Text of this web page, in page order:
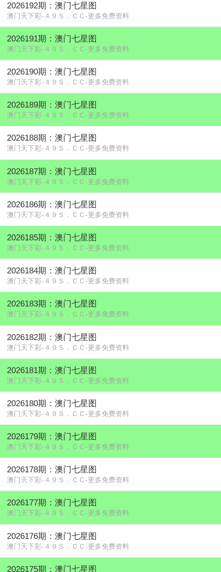
2026192期：澳门七星图
澳门天下彩-４９Ｓ．ＣＣ-更多免费资料
2026191期：澳门七星图
澳门天下彩-４９Ｓ．ＣＣ-更多免费资料
2026190期：澳门七星图
澳门天下彩-４９Ｓ．ＣＣ-更多免费资料
2026189期：澳门七星图
澳门天下彩-４９Ｓ．ＣＣ-更多免费资料
2026188期：澳门七星图
澳门天下彩-４９Ｓ．ＣＣ-更多免费资料
2026187期：澳门七星图
澳门天下彩-４９Ｓ．ＣＣ-更多免费资料
2026186期：澳门七星图
澳门天下彩-４９Ｓ．ＣＣ-更多免费资料
2026185期：澳门七星图
澳门天下彩-４９Ｓ．ＣＣ-更多免费资料
2026184期：澳门七星图
澳门天下彩-４９Ｓ．ＣＣ-更多免费资料
2026183期：澳门七星图
澳门天下彩-４９Ｓ．ＣＣ-更多免费资料
2026182期：澳门七星图
澳门天下彩-４９Ｓ．ＣＣ-更多免费资料
2026181期：澳门七星图
澳门天下彩-４９Ｓ．ＣＣ-更多免费资料
2026180期：澳门七星图
澳门天下彩-４９Ｓ．ＣＣ-更多免费资料
2026179期：澳门七星图
澳门天下彩-４９Ｓ．ＣＣ-更多免费资料
2026178期：澳门七星图
澳门天下彩-４９Ｓ．ＣＣ-更多免费资料
2026177期：澳门七星图
澳门天下彩-４９Ｓ．ＣＣ-更多免费资料
2026176期：澳门七星图
澳门天下彩-４９Ｓ．ＣＣ-更多免费资料
2026175期：澳门七星图